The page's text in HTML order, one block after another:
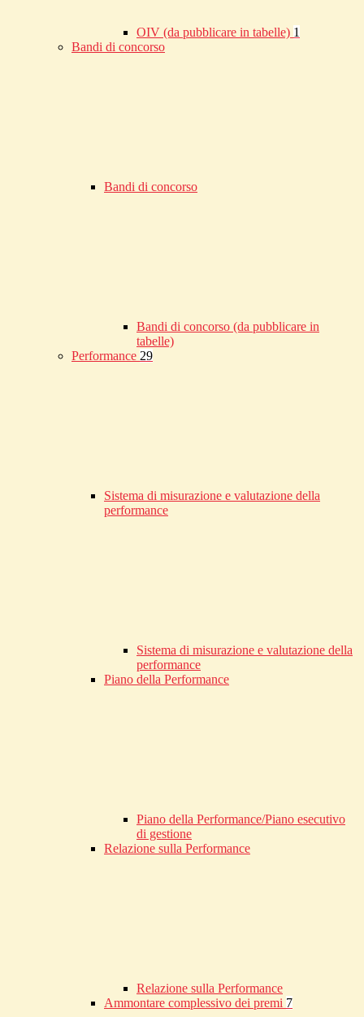
OIV (da pubblicare in tabelle) 1
Bandi di concorso
Bandi di concorso
Bandi di concorso (da pubblicare in
tabelle)
Performance 29
Sistema di misurazione e valutazione della
performance
Sistema di misurazione e valutazione della
performance
Piano della Performance
Piano della Performance/Piano esecutivo
di gestione
Relazione sulla Performance
Relazione sulla Performance
Ammontare complessivo dei premi 7